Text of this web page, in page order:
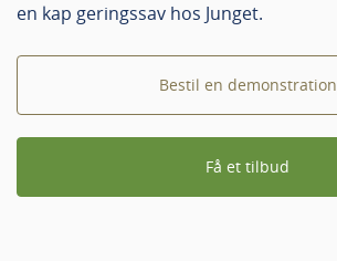
en kap geringssav hos Junget.
Bestil en demonstration
Få et tilbud